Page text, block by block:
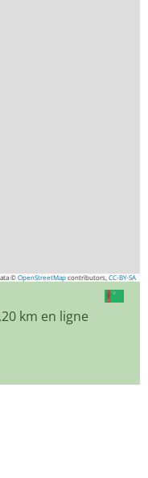
© OpenStreetMap contributors, CC-BY-SA
km en ligne